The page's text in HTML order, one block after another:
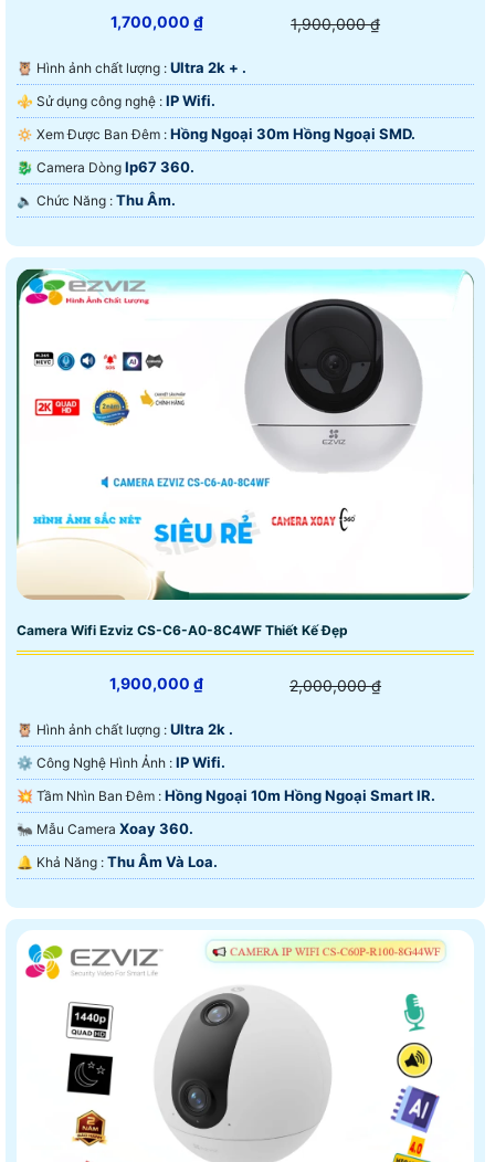
1,700,000 ₫ 1,900,000 ₫
🦉 Hình ảnh chất lượng : Ultra 2k + .
⚜️ Sử dụng công nghệ : IP Wifi.
🔅 Xem Được Ban Đêm : Hồng Ngoại 30m Hồng Ngoại SMD.
🐉️ Camera Dòng Ip67 360.
️🔈 Chức Năng : Thu Âm.
Camera Wifi Ezviz CS-C6-A0-8C4WF Thiết Kế Đẹp
1,900,000 ₫ 2,000,000 ₫
🦉 Hình ảnh chất lượng : Ultra 2k .
⚙ Công Nghệ Hình Ảnh : IP Wifi.
💥 Tầm Nhìn Ban Đêm : Hồng Ngoại 10m Hồng Ngoại Smart IR.
🐜 Mẫu Camera Xoay 360.
️🔔 Khả Năng : Thu Âm Và Loa.